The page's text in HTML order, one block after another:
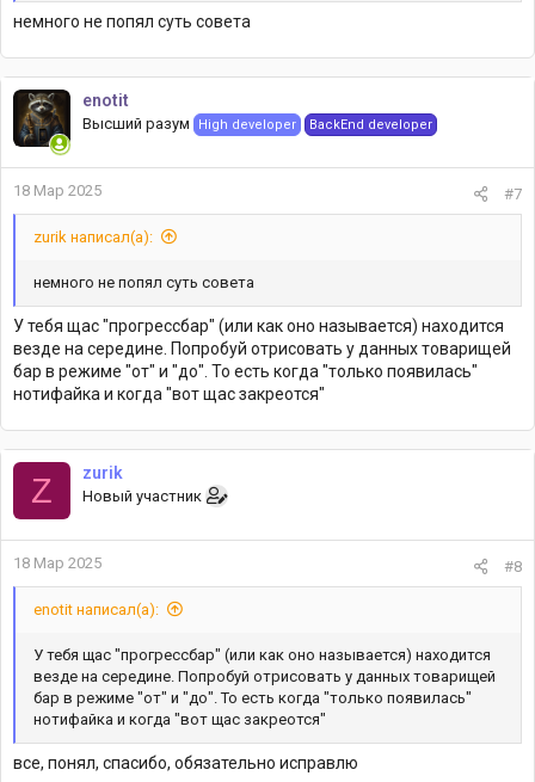
немного не попял суть совета
enotit
Высший разум High developer BackEnd developer
18 Мар 2025 #7
zurik написал(а):
немного не попял суть совета
У тебя щас "прогрессбар" (или как оно называется) находится
везде на середине. Попробуй отрисовать у данных товарищей
бар в режиме "от" и "до". То есть когда "только появилась"
нотифайка и когда "вот щас закреотся"
Z zurik
Новый участник
18 Мар 2025 #8
enotit написал(а):
У тебя щас "прогрессбар" (или как оно называется) находится
везде на середине. Попробуй отрисовать у данных товарищей
бар в режиме "от" и "до". То есть когда "только появилась"
нотифайка и когда "вот щас закреотся"
все, понял, спасибо, обязательно исправлю